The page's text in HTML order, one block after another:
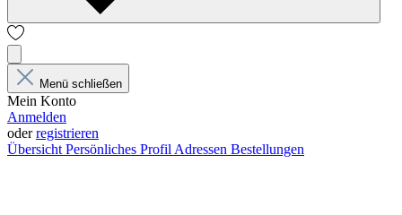
Menü schließen
Mein Konto
Anmelden
oderregistrieren
Übersicht Persönliches Profil Adressen Bestellungen